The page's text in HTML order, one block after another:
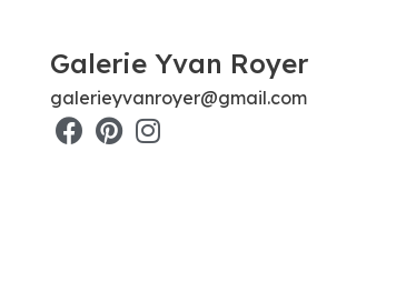
Galerie Yvan Royer
galerieyvanroyer@gmail.com